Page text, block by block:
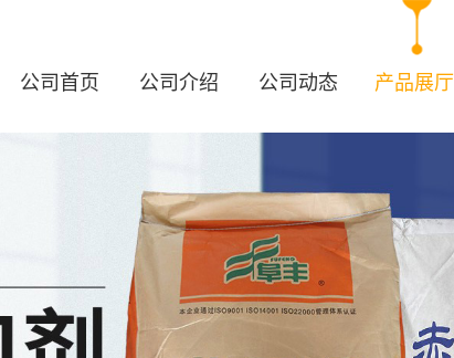
公司首页 公司介绍 公司动态 产品展厅